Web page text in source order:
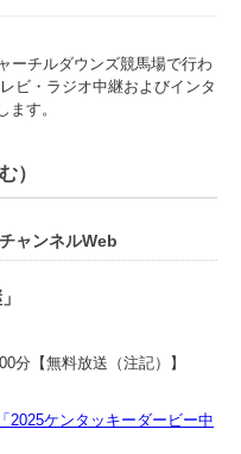
ーチルダウンズ競馬場で行わ
ビ・ラジオ中継およびインタ
す。
）
ャンネルWeb
分【無料放送（注記）】
ケンタッキーダービー中